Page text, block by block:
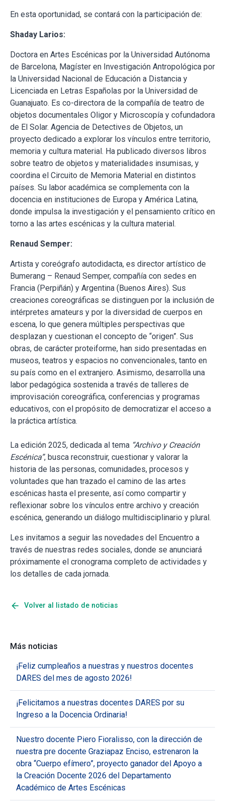
En esta oportunidad, se contará con la participación de:
Shaday Larios:
Doctora en Artes Escénicas por la Universidad Autónoma
de Barcelona, Magíster en Investigación Antropológica por
la Universidad Nacional de Educación a Distancia y
Licenciada en Letras Españolas por la Universidad de
Guanajuato. Es co-directora de la compañía de teatro de
objetos documentales Oligor y Microscopía y cofundadora
de El Solar. Agencia de Detectives de Objetos, un
proyecto dedicado a explorar los vínculos entre territorio,
memoria y cultura material. Ha publicado diversos libros
sobre teatro de objetos y materialidades insumisas, y
coordina el Circuito de Memoria Material en distintos
países. Su labor académica se complementa con la
docencia en instituciones de Europa y América Latina,
donde impulsa la investigación y el pensamiento crítico en
torno a las artes escénicas y la cultura material.
Renaud Semper:
Artista y coreógrafo autodidacta, es director artístico de
Bumerang – Renaud Semper, compañía con sedes en
Francia (Perpiñán) y Argentina (Buenos Aires). Sus
creaciones coreográficas se distinguen por la inclusión de
intérpretes amateurs y por la diversidad de cuerpos en
escena, lo que genera múltiples perspectivas que
desplazan y cuestionan el concepto de “origen”. Sus
obras, de carácter proteiforme, han sido presentadas en
museos, teatros y espacios no convencionales, tanto en
su país como en el extranjero. Asimismo, desarrolla una
labor pedagógica sostenida a través de talleres de
improvisación coreográfica, conferencias y programas
educativos, con el propósito de democratizar el acceso a
la práctica artística.
La edición 2025, dedicada al tema “Archivo y Creación
Escénica”, busca reconstruir, cuestionar y valorar la
historia de las personas, comunidades, procesos y
voluntades que han trazado el camino de las artes
escénicas hasta el presente, así como compartir y
reflexionar sobre los vínculos entre archivo y creación
escénica, generando un diálogo multidisciplinario y plural.
Les invitamos a seguir las novedades del Encuentro a
través de nuestras redes sociales, donde se anunciará
próximamente el cronograma completo de actividades y
los detalles de cada jornada.
arrow_back Volver al listado de noticias
Más noticias
¡Feliz cumpleaños a nuestras y nuestros docentes
DARES del mes de agosto 2026!
¡Felicitamos a nuestras docentes DARES por su
Ingreso a la Docencia Ordinaria!
Nuestro docente Piero Fioralisso, con la dirección de
nuestra pre docente Graziapaz Enciso, estrenaron la
obra “Cuerpo efímero”, proyecto ganador del Apoyo a
la Creación Docente 2026 del Departamento
Académico de Artes Escénicas